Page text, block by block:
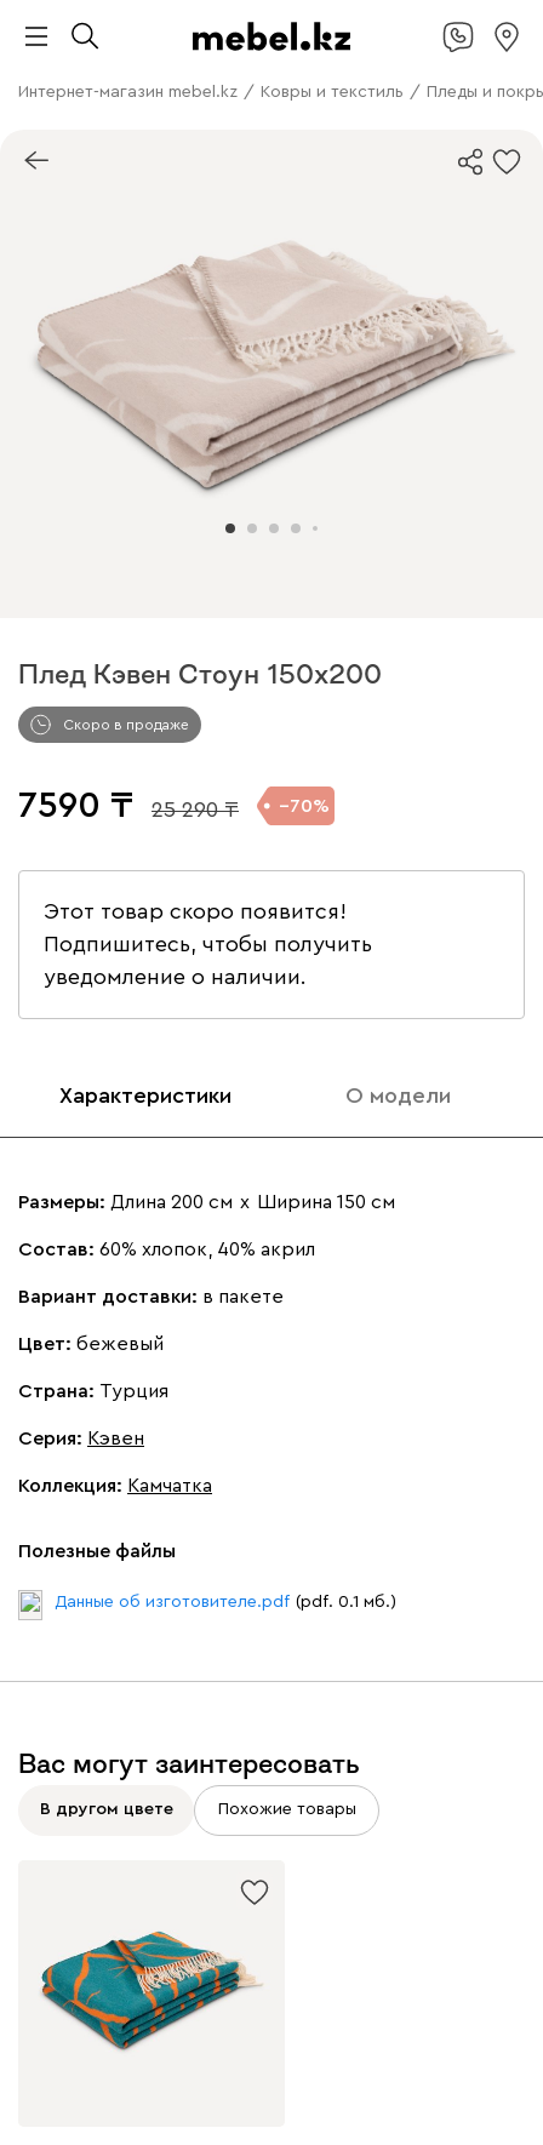
Интернет-магазин mebel.kz / Ковры и текстиль / Пледы и
Плед Кэвен Стоун 150x200
Скоро в продаже
7590 25 290 70
Этот товар скоро появится!
Подпишитесь, чтобы получить
уведомление о наличии.
Характеристики О модели
Размеры: Длина 200 см х Ширина 150 см
Состав: 60% хлопок, 40% акрил
Вариант доставки: в пакете
Цвет: бежевый
Страна: Турция
Серия: Кэвен
Коллекция: Камчатка
Полезные файлы
Данные об изготовителе.pdf (pdf. 0.1 мб.)
Вас могут заинтересовать
В другом цвете Похожие товары